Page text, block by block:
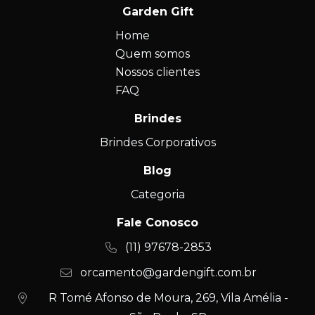
Garden Gift
Home
Quem somos
Nossos clientes
FAQ
Brindes
Brindes Corporativos
Blog
Categoria
Fale Conosco
(11) 97678-2853
orcamento@gardengift.com.br
R Tomé Afonso de Moura, 269, Vila Amélia -